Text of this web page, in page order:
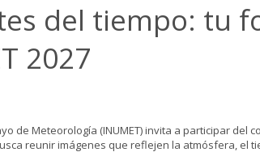
del tiempo: tu
2027
de Meteorología (INUMET) invita a participar
reunir imágenes que reflejen la atmósfera, el